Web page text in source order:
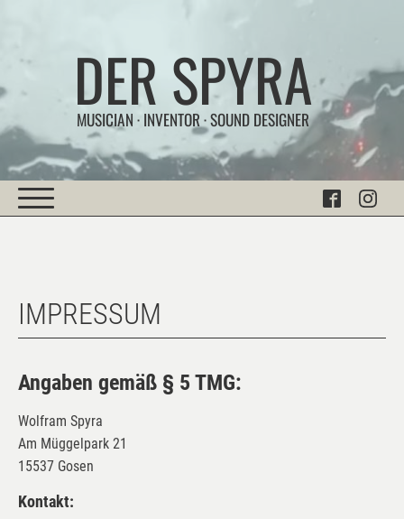
DER SPYRA
MUSICIAN · INVENTOR · SOUND DESIGNER
IMPRESSUM
Angaben gemäß § 5 TMG:
Wolfram Spyra
Am Müggelpark 21
15537 Gosen
Kontakt: